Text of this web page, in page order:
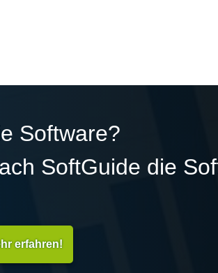
Software?
SoftGuide die
erfahren!